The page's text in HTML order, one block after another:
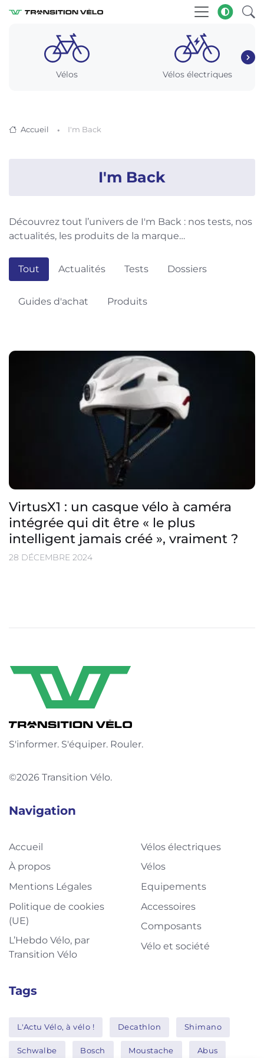
Vélos Vélos électriques
Accueil I'm Back
I'm Back
Découvrez tout l’univers de I'm Back : nos tests, nos
actualités, les produits de la marque…
Tout Actualités Tests Dossiers
Guides d'achat Produits
VirtusX1 : un casque vélo à caméra
intégrée qui dit être « le plus
intelligent jamais créé », vraiment ?
28 DÉCEMBRE 2024
S'informer. S'équiper. Rouler.
©2026 Transition Vélo.
Navigation
Accueil
À propos
Mentions Légales
Politique de cookies
(UE)
L’Hebdo Vélo, par
Transition Vélo
Vélos électriques
Vélos
Equipements
Accessoires
Composants
Vélo et société
Tags
L'Actu Vélo, à vélo ! Decathlon Shimano
Schwalbe Bosch Moustache Abus